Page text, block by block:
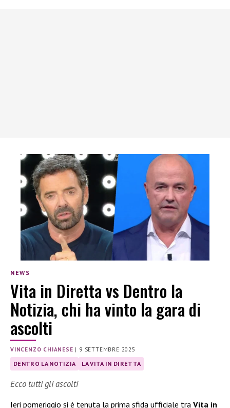
NEWS
Vita in Diretta vs Dentro la
Notizia, chi ha vinto la gara di
ascolti
VINCENZO CHIANESE | 9 SETTEMBRE 2025
DENTRO LA NOTIZIA LA VITA IN DIRETTA
Ecco tutti gli ascolti
Ieri pomeriggio si è tenuta la prima sfida ufficiale tra Vita in